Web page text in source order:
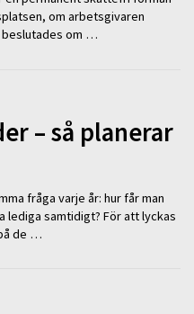
om arbetsgivaren
beslutades om …
– så planerar
fråga varje år: hur får man
lediga samtidigt? För att lyckas
de …